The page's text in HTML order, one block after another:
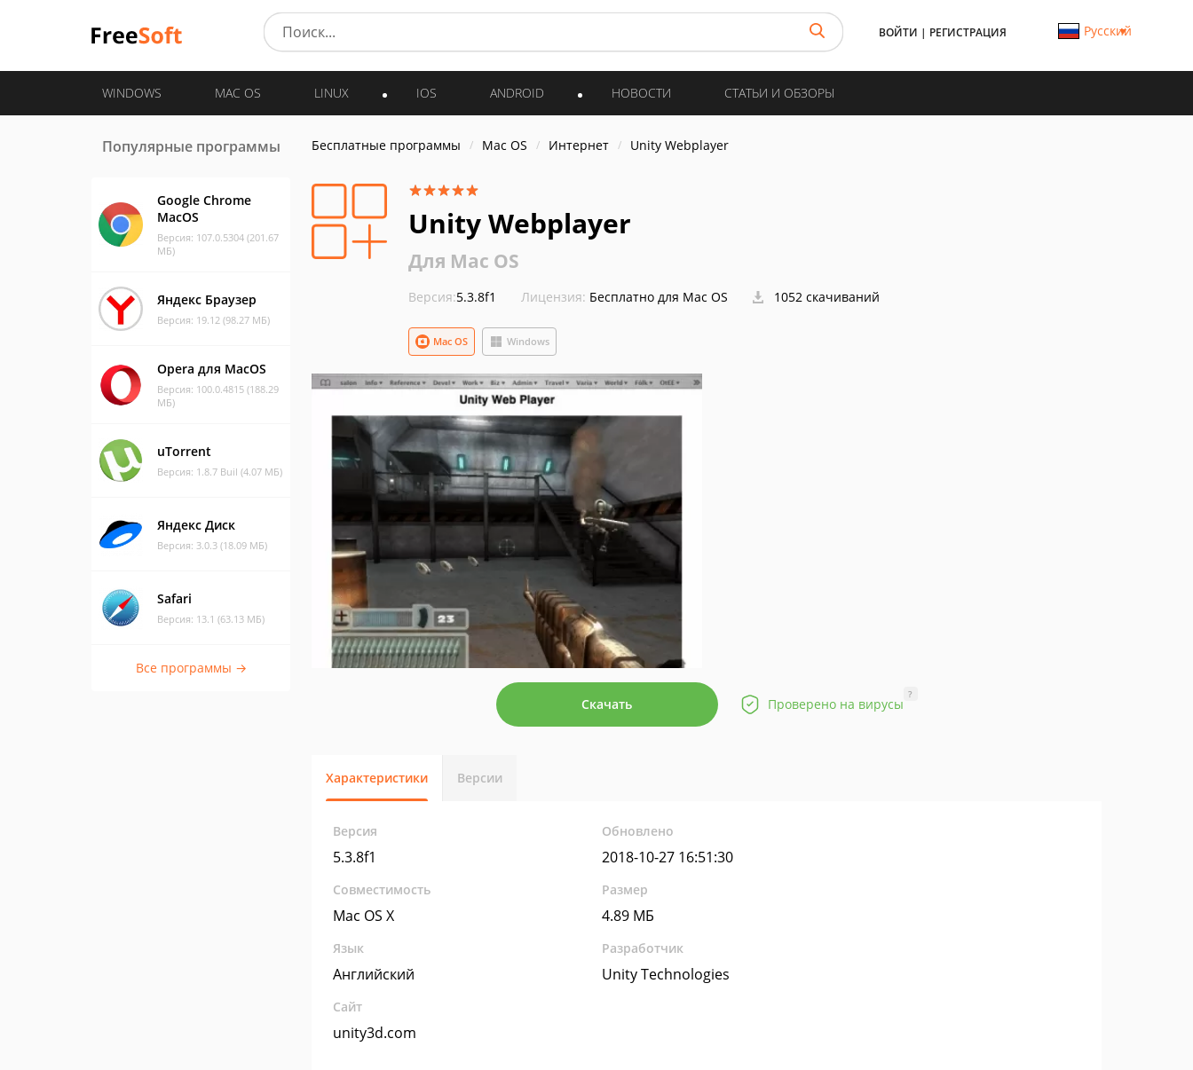
ВОЙТИ | РЕГИСТРАЦИЯ Русский
WINDOWS MAC OS LINUX IOS ANDROID НОВОСТИ СТАТЬИ И ОБЗОРЫ
Популярные программы
Google Chrome
MacOS
Версия: 107.0.5304 (201.67
МБ)
Яндекс Браузер
Версия: 19.12 (98.27 МБ)
Opera для MacOS
Версия: 100.0.4815 (188.29
МБ)
uTorrent
Версия: 1.8.7 Buil (4.07 МБ)
Яндекс Диск
Версия: 3.0.3 (18.09 МБ)
Safari
Версия: 13.1 (63.13 МБ)
Все программы →
Бесплатные программы Mac OS Интернет Unity Webplayer
Unity Webplayer
Для Mac OS
Версия:5.3.8f1 Лицензия: Бесплатно для Mac OS 1052 скачиваний
Windows
Mac OS
Скачать Проверено на вирусы
?
Характеристики Версии
Версия
5.3.8f1
Обновлено
2018-10-27 16:51:30
Совместимость
Mac OS X
Размер
4.89 МБ
Язык
Английский
Разработчик
Unity Technologies
Сайт
unity3d.com